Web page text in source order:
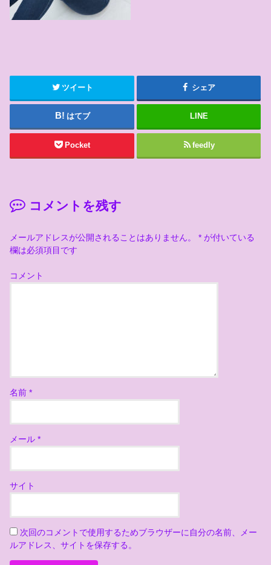
ツイート シェア
はてブ LINE
Pocket feedly
コメントを残す
メールアドレスが公開されることはありません。 * が付いている
欄は必須項目です
コメント
名前*
メール*
サイト
次回のコメントで使用するためブラウザーに自分の名前、メー
ルアドレス、サイトを保存する。